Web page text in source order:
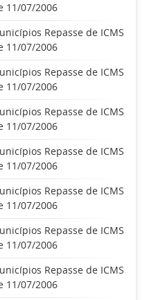
11/07/2006
Repasse de ICMS
11/07/2006
Repasse de ICMS
11/07/2006
Repasse de ICMS
11/07/2006
Repasse de ICMS
11/07/2006
Repasse de ICMS
11/07/2006
Repasse de ICMS
11/07/2006
Repasse de ICMS
11/07/2006